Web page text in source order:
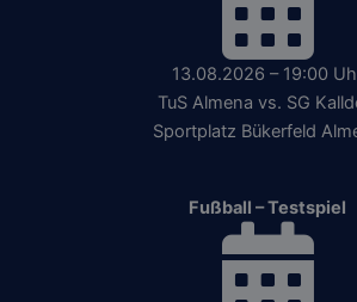
13.08.2026 – 19:00
TuS Almena vs. SG
Sportplatz Bükerfeld
Fußball – Testspiel